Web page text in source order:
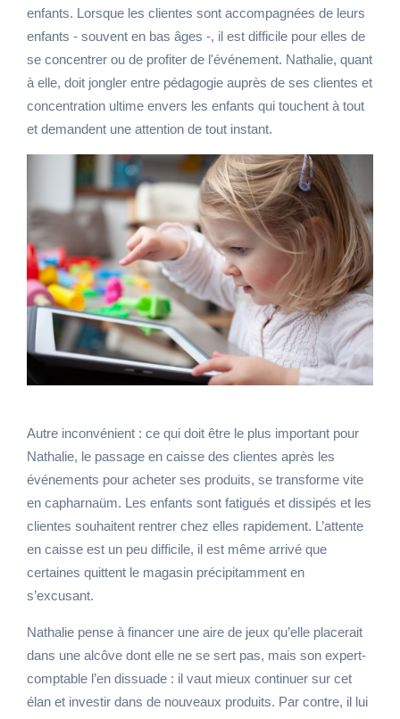
enfants. Lorsque les clientes sont accompagnées de leurs
enfants - souvent en bas âges -, il est difficile pour elles de
se concentrer ou de profiter de l'événement. Nathalie, quant
à elle, doit jongler entre pédagogie auprès de ses clientes et
concentration ultime envers les enfants qui touchent à tout
et demandent une attention de tout instant.
Autre inconvénient : ce qui doit être le plus important pour
Nathalie, le passage en caisse des clientes après les
événements pour acheter ses produits, se transforme vite
en capharnaüm. Les enfants sont fatigués et dissipés et les
clientes souhaitent rentrer chez elles rapidement. L’attente
en caisse est un peu difficile, il est même arrivé que
certaines quittent le magasin précipitamment en
s’excusant.
Nathalie pense à financer une aire de jeux qu’elle placerait
dans une alcôve dont elle ne se sert pas, mais son expert-
comptable l’en dissuade : il vaut mieux continuer sur cet
élan et investir dans de nouveaux produits. Par contre, il lui